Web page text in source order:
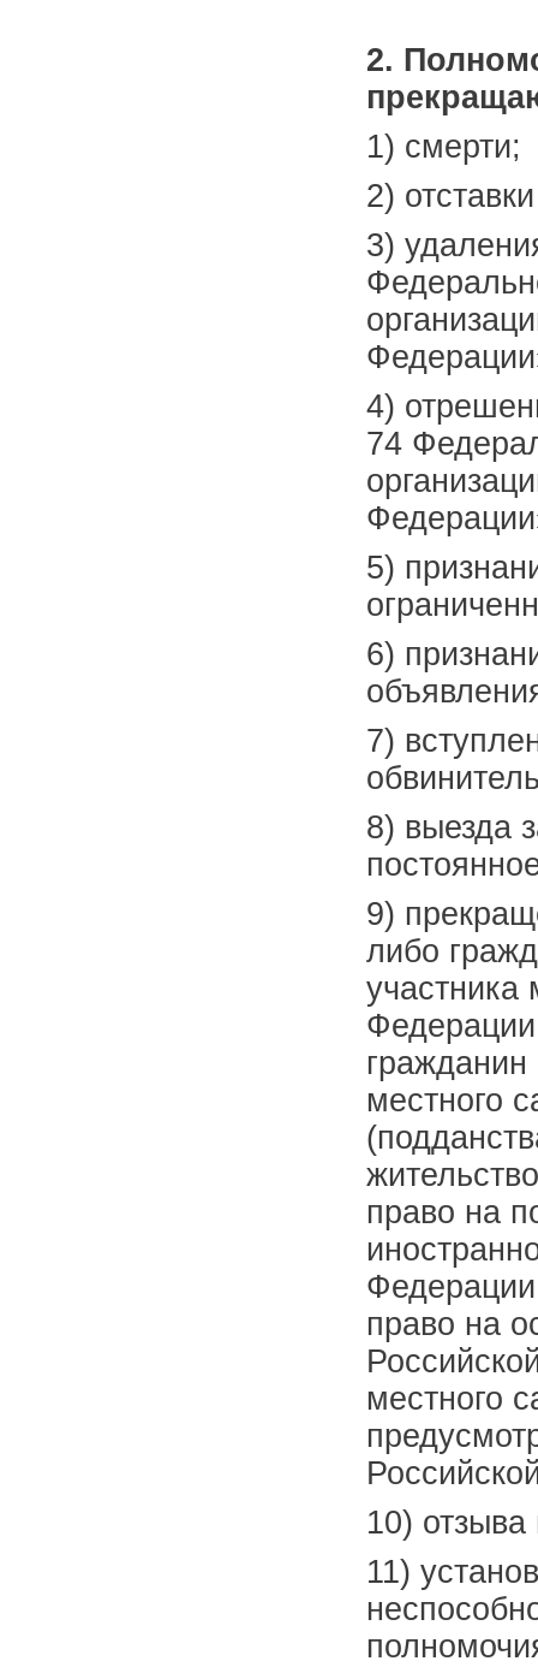
2.
1) смерти;
2)
3)
4)
74
5)
6)
7)
8) выезда
9)
либо
участника
местного
право на
право на
местного
10)
11)